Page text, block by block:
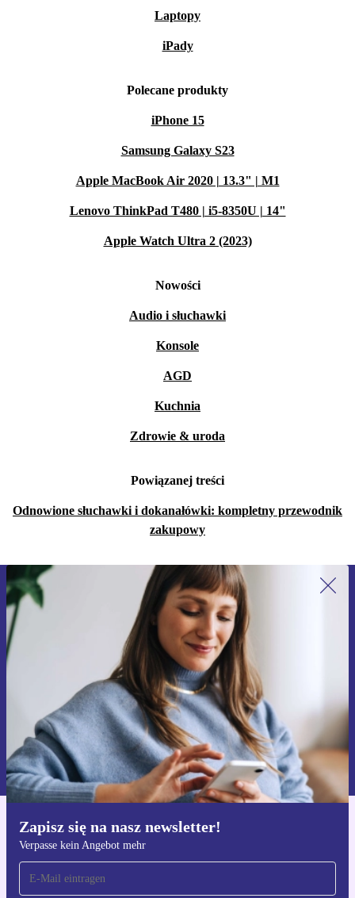
Laptopy
iPady
Polecane produkty
iPhone 15
Samsung Galaxy S23
Apple MacBook Air 2020 | 13.3" | M1
Lenovo ThinkPad T480 | i5-8350U | 14"
Apple Watch Ultra 2 (2023)
Nowości
Audio i słuchawki
Konsole
AGD
Kuchnia
Zdrowie & uroda
Powiązanej treści
Odnowione słuchawki i dokanałówki: kompletny przewodnik
zakupowy
Zapisz się na nasz newsletter!
Verpasse kein Angebot mehr
Zapisz się na nasz newsletter!
Nie przegap żadnej oferty.
Zarejestruj się
Informacje na temat używania danych osobowych znajdują się w
naszej
Polityce prywatności
Pobierz aplikację refurbed
Dla iOS i Android